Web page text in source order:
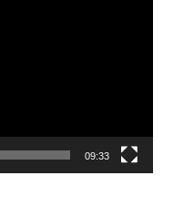
09:33